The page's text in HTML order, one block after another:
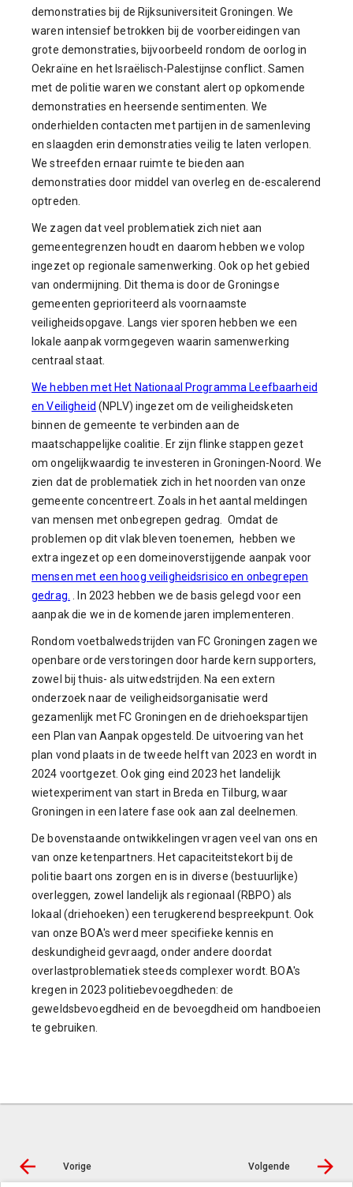
demonstraties bij de Rijksuniversiteit Groningen. We
waren intensief betrokken bij de voorbereidingen van
grote demonstraties, bijvoorbeeld rondom de oorlog in
Oekraïne en het Israëlisch-Palestijnse conflict. Samen
met de politie waren we constant alert op opkomende
demonstraties en heersende sentimenten. We
onderhielden contacten met partijen in de samenleving
en slaagden erin demonstraties veilig te laten verlopen.
We streefden ernaar ruimte te bieden aan
demonstraties door middel van overleg en de-escalerend
optreden.
We zagen dat veel problematiek zich niet aan
gemeentegrenzen houdt en daarom hebben we volop
ingezet op regionale samenwerking. Ook op het gebied
van ondermijning. Dit thema is door de Groningse
gemeenten geprioriteerd als voornaamste
veiligheidsopgave. Langs vier sporen hebben we een
lokale aanpak vormgegeven waarin samenwerking
centraal staat.
We hebben metHet Nationaal Programma Leefbaarheid
en Veiligheid (NPLV) ingezet om de veiligheidsketen
binnen de gemeente te verbinden aan de
maatschappelijke coalitie. Er zijn flinke stappen gezet
om ongelijkwaardig te investeren in Groningen-Noord. We
zien dat de problematiek zich in het noorden van onze
gemeente concentreert. Zoals in het aantal meldingen
van mensen met onbegrepen gedrag. Omdat de
problemen op dit vlak bleven toenemen, hebben we
extra ingezet op een domeinoverstijgende aanpak voor
mensen met een hoog veiligheidsrisico en onbegrepen
gedrag.
. In 2023 hebben we de basis gelegd voor een
aanpak die we in de komende jaren implementeren.
Rondom voetbalwedstrijden van FC Groningen zagen we
openbare orde verstoringen door harde kern supporters,
zowel bij thuis- als uitwedstrijden. Na een extern
onderzoek naar de veiligheidsorganisatie werd
gezamenlijk met FC Groningen en de driehoekspartijen
een Plan van Aanpak opgesteld. De uitvoering van het
plan vond plaats in de tweede helft van 2023 en wordt in
2024 voortgezet. Ook ging eind 2023 het landelijk
wietexperiment van start in Breda en Tilburg, waar
Groningen in een latere fase ook aan zal deelnemen.
De bovenstaande ontwikkelingen vragen veel van ons en
van onze ketenpartners. Het capaciteitstekort bij de
politie baart ons zorgen en is in diverse (bestuurlijke)
overleggen, zowel landelijk als regionaal (RBPO) als
lokaal (driehoeken) een terugkerend bespreekpunt. Ook
van onze BOA's werd meer specifieke kennis en
deskundigheid gevraagd, onder andere doordat
overlastproblematiek steeds complexer wordt. BOA's
kregen in 2023 politiebevoegdheden: de
geweldsbevoegdheid en de bevoegdheid om handboeien
te gebruiken.
Vorige Volgende